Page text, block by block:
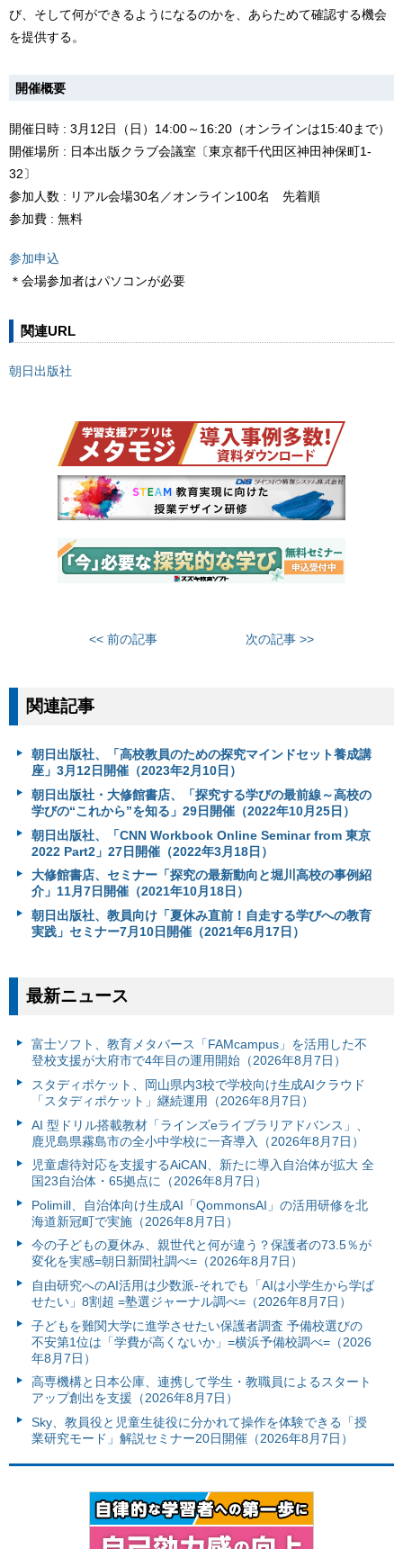
び、そして何ができるようになるのかを、あらためて確認する機会
を提供する。
開催概要
開催日時 : 3月12日（日）14:00～16:20（オンラインは15:40まで）
開催場所 : 日本出版クラブ会議室〔東京都千代田区神田神保町1-
32〕
参加人数 : リアル会場30名／オンライン100名 先着順
参加費 : 無料
参加申込
＊会場参加者はパソコンが必要
関連URL
朝日出版社
<< 前の記事 次の記事 >>
関連記事
朝日出版社、「高校教員のための探究マインドセット養成講
座」3月12日開催（2023年2月10日）
朝日出版社・大修館書店、「探究する学びの最前線～高校の
学びの“これから”を知る」29日開催（2022年10月25日）
朝日出版社、「CNN Workbook Online Seminar from 東京
2022 Part2」27日開催（2022年3月18日）
大修館書店、セミナー「探究の最新動向と堀川高校の事例紹
介」11月7日開催（2021年10月18日）
朝日出版社、教員向け「夏休み直前！自走する学びへの教育
実践」セミナー7月10日開催（2021年6月17日）
最新ニュース
富⼠ソフト、教育メタバース「FAMcampus」を活用した不
登校支援が大府市で4年目の運用開始（2026年8月7日）
スタディポケット、岡山県内3校で学校向け生成AIクラウド
「スタディポケット」継続運用（2026年8月7日）
AI 型ドリル搭載教材「ラインズeライブラリアドバンス」、
鹿児島県霧島市の全小中学校に一斉導入（2026年8月7日）
児童虐待対応を支援するAiCAN、新たに導入自治体が拡大 全
国23自治体・65拠点に（2026年8月7日）
Polimill、自治体向け生成AI「QommonsAI」の活用研修を北
海道新冠町で実施（2026年8月7日）
今の子どもの夏休み、親世代と何が違う？保護者の73.5％が
変化を実感=朝日新聞社調べ=（2026年8月7日）
自由研究へのAI活用は少数派-それでも「AIは小学生から学ば
せたい」8割超 =塾選ジャーナル調べ=（2026年8月7日）
子どもを難関大学に進学させたい保護者調査 予備校選びの
不安第1位は「学費が高くないか」=横浜予備校調べ=（2026
年8月7日）
高専機構と日本公庫、連携して学生・教職員によるスタート
アップ創出を支援（2026年8月7日）
Sky、教員役と児童生徒役に分かれて操作を体験できる「授
業研究モード」解説セミナー20日開催（2026年8月7日）